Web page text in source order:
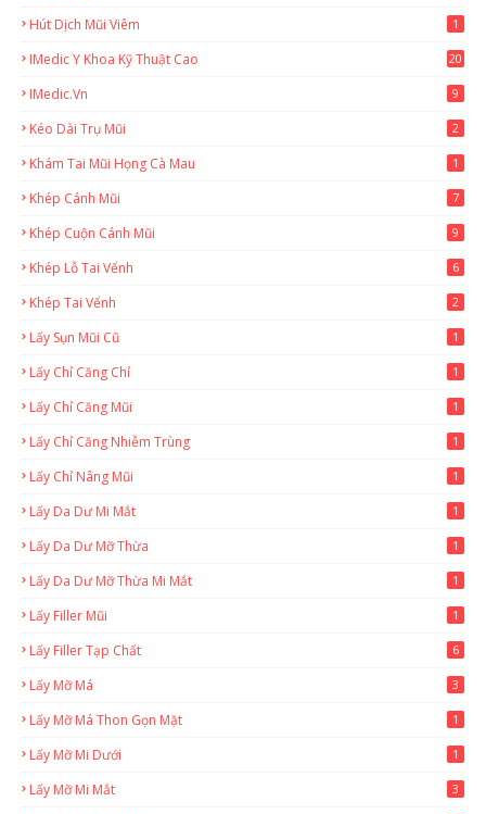
Hút Dịch Mũi Viêm 1
IMedic Y Khoa Kỹ Thuật Cao
20
IMedic.vn 9
Kéo Dài Trụ Mũi 2
Khám Tai Mũi Họng Cà Mau 1
Khép Cánh Mũi 7
Khép Cuộn Cánh Mũi 9
Khép Lỗ Tai Vểnh 6
Khép Tai Vểnh 2
Lấy Sụn Mũi Cũ 1
Lấy Chỉ Căng Chỉ 1
Lấy Chỉ Căng Mũi 1
Lấy Chỉ Căng Nhiễm Trùng 1
Lấy Chỉ Nâng Mũi 1
Lấy Da Dư Mi Mắt 1
Lấy Da Dư Mỡ Thừa 1
Lấy Da Dư Mỡ Thừa Mi Mắt 1
Lấy Filler Mũi 1
Lấy Filler Tạp Chất 6
Lấy Mỡ Má 3
Lấy Mỡ Má Thon Gọn Mặt 1
Lấy Mỡ Mi Dưới 1
Lấy Mỡ Mi Mắt 3